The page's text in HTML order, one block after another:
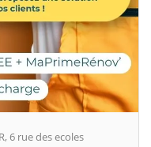
6 rue des ecoles